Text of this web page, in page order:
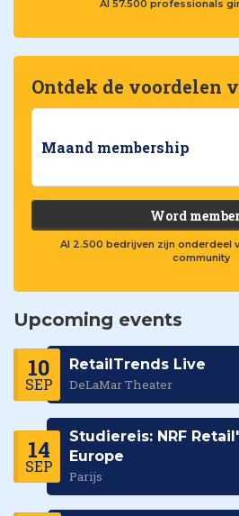
Al 57.500 professionals
Ontdek de voordelen
Maand membership
Word
Al 2.500 bedrijven zijn onderdeel
community
Upcoming events
10
SEP
RetailTrends Live
DeLaMar Theater
14
SEP
Studiereis: NRF
Europe
Parijs